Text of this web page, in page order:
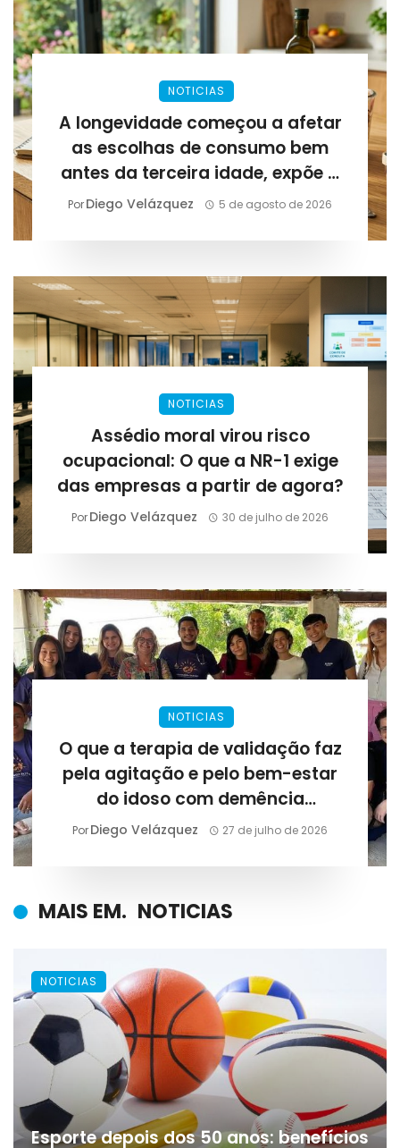
NOTICIAS
A longevidade começou a afetar
as escolhas de consumo bem
antes da terceira idade, expõe a
Lirius Suplementos
PorDiego Velázquez 5 de agosto de 2026
NOTICIAS
Assédio moral virou risco
ocupacional: O que a NR-1 exige
das empresas a partir de agora?
PorDiego Velázquez 30 de julho de 2026
NOTICIAS
O que a terapia de validação faz
pela agitação e pelo bem-estar
do idoso com demência
avançada?
PorDiego Velázquez 27 de julho de 2026
MAIS EM. NOTICIAS
Esporte depois dos 50 anos: benefícios
NOTICIAS